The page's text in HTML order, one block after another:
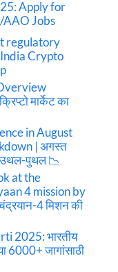
Apply for
Jobs
regulatory
Crypto
मार्केट का
in August
| अगस्त
उथल-पुथल 📉
at the
4 mission by
4 मिशन की
2025: भारतीय
6000+ जागांसाठी